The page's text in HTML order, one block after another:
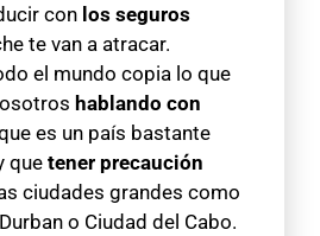
con los seguros
te van a atracar.
el mundo copia lo que
hablando con
es un país bastante
quetener precaución
ciudades grandes como
o Ciudad del Cabo.